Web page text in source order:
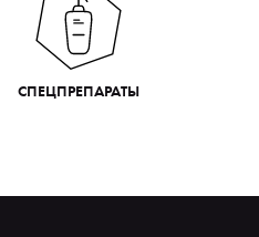
СПЕЦПРЕПАРАТЫ